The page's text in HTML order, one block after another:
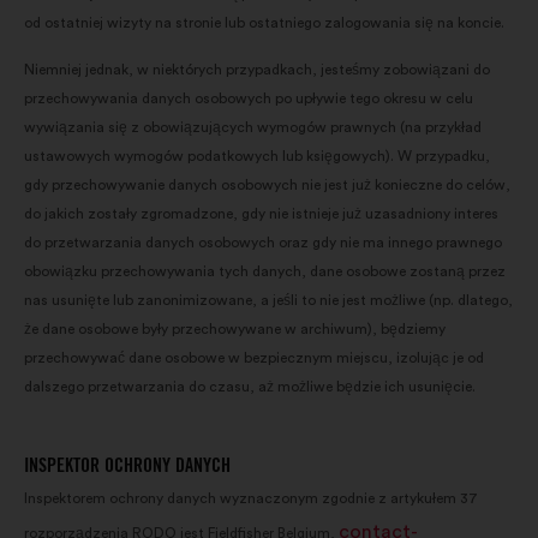
od ostatniej wizyty na stronie lub ostatniego zalogowania się na koncie.
Niemniej jednak, w niektórych przypadkach, jesteśmy zobowiązani do
przechowywania danych osobowych po upływie tego okresu w celu
wywiązania się z obowiązujących wymogów prawnych (na przykład
ustawowych wymogów podatkowych lub księgowych). W przypadku,
gdy przechowywanie danych osobowych nie jest już konieczne do celów,
do jakich zostały zgromadzone, gdy nie istnieje już uzasadniony interes
do przetwarzania danych osobowych oraz gdy nie ma innego prawnego
obowiązku przechowywania tych danych, dane osobowe zostaną przez
nas usunięte lub zanonimizowane, a jeśli to nie jest możliwe (np. dlatego,
że dane osobowe były przechowywane w archiwum), będziemy
przechowywać dane osobowe w bezpiecznym miejscu, izolując je od
dalszego przetwarzania do czasu, aż możliwe będzie ich usunięcie.
INSPEKTOR OCHRONY DANYCH
Inspektorem ochrony danych wyznaczonym zgodnie z artykułem 37
rozporządzenia RODO jest Fieldfisher Belgium, contact-